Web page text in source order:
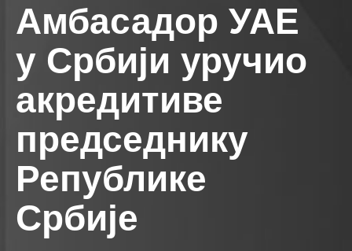
Амбасадор УАЕ
у Србији уручио
акредитиве
председнику
Републике
Србије